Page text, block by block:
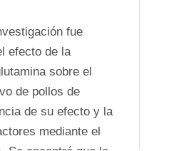
fue
efecto de la
sobre el
de pollos de
de su efecto y la
mediante el